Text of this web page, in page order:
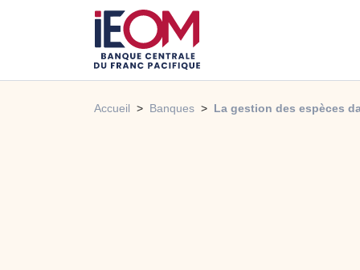
Accueil Banques La gestion des espèces